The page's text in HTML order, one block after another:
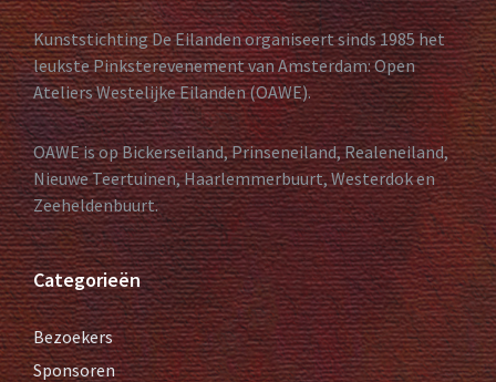
Kunststichting De Eilanden organiseert sinds 1985 het
leukste Pinksterevenement van Amsterdam: Open
Ateliers Westelijke Eilanden (OAWE).
OAWE is op Bickerseiland, Prinseneiland, Realeneiland,
Nieuwe Teertuinen, Haarlemmerbuurt, Westerdok en
Zeeheldenbuurt.
Categorieën
Bezoekers
Sponsoren